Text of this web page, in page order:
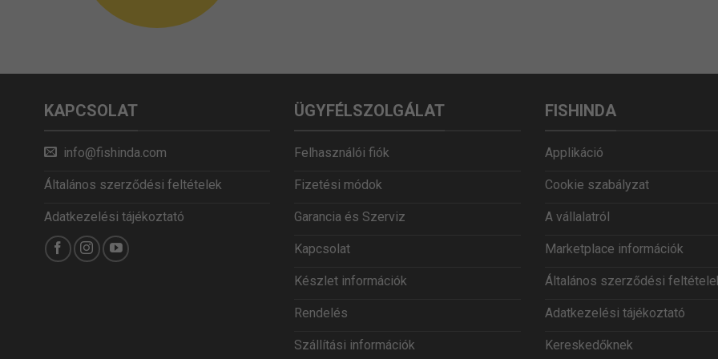
KAPCSOLAT
info@fishinda.com
Általános szerződési feltételek
Adatkezelési tájékoztató
ÜGYFÉLSZOLGÁLAT
Felhasználói fiók
Fizetési módok
Garancia és Szerviz
Kapcsolat
Készlet információk
Rendelés
Szállítási információk
FISHINDA
Applikáció
Cookie szabályzat
A vállalatról
Marketplace információk
Általános szerződési
Adatkezelési tájékoztató
Kereskedőknek